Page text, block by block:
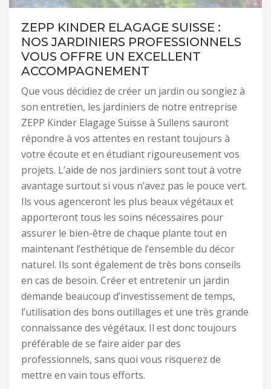
ZEPP KINDER ELAGAGE SUISSE :
NOS JARDINIERS PROFESSIONNELS
VOUS OFFRE UN EXCELLENT
ACCOMPAGNEMENT
Que vous décidiez de créer un jardin ou songiez à
son entretien, les jardiniers de notre entreprise
ZEPP Kinder Elagage Suisse à Sullens sauront
répondre à vos attentes en restant toujours à
votre écoute et en étudiant rigoureusement vos
projets. L’aide de nos jardiniers sont tout à votre
avantage surtout si vous n’avez pas le pouce vert.
Ils vous agenceront les plus beaux végétaux et
apporteront tous les soins nécessaires pour
assurer le bien-être de chaque plante tout en
maintenant l’esthétique de l’ensemble du décor
naturel. Ils sont également de très bons conseils
en cas de besoin. Créer et entretenir un jardin
demande beaucoup d’investissement de temps,
l’utilisation des bons outillages et une très grande
connaissance des végétaux. Il est donc toujours
préférable de se faire aider par des
professionnels, sans quoi vous risquerez de
mettre en vain tous efforts.